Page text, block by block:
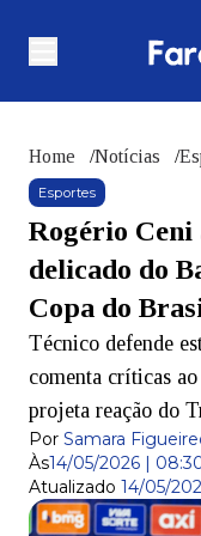
Home /Notícias /
Esportes
Rogério Ceni
delicado do
Copa do
Técnico defende
comenta críticas
projeta reação do
Por Samara
Às14/05/2026 |
Atualizado 14/05/